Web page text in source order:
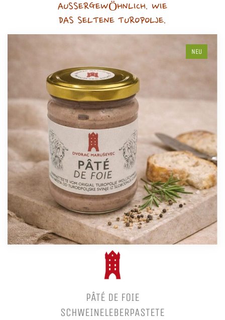
AUSSERGEWÖHNLICH. WIE
DAS SELTENE TUROPOLJE.
NEU
PÂTÉ DE FOIE
SCHWEINELEBERPASTETE